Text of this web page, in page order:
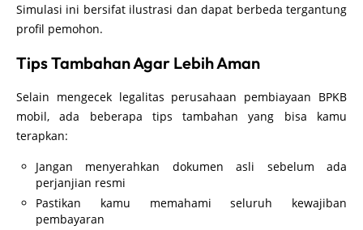
Simulasi ini bersifat ilustrasi dan dapat berbeda tergantung
profil pemohon.
Tips Tambahan Agar Lebih Aman
Selain mengecek legalitas perusahaan pembiayaan BPKB
mobil, ada beberapa tips tambahan yang bisa kamu
terapkan:
Jangan menyerahkan dokumen asli sebelum ada
perjanjian resmi
Pastikan kamu memahami seluruh kewajiban
pembayaran